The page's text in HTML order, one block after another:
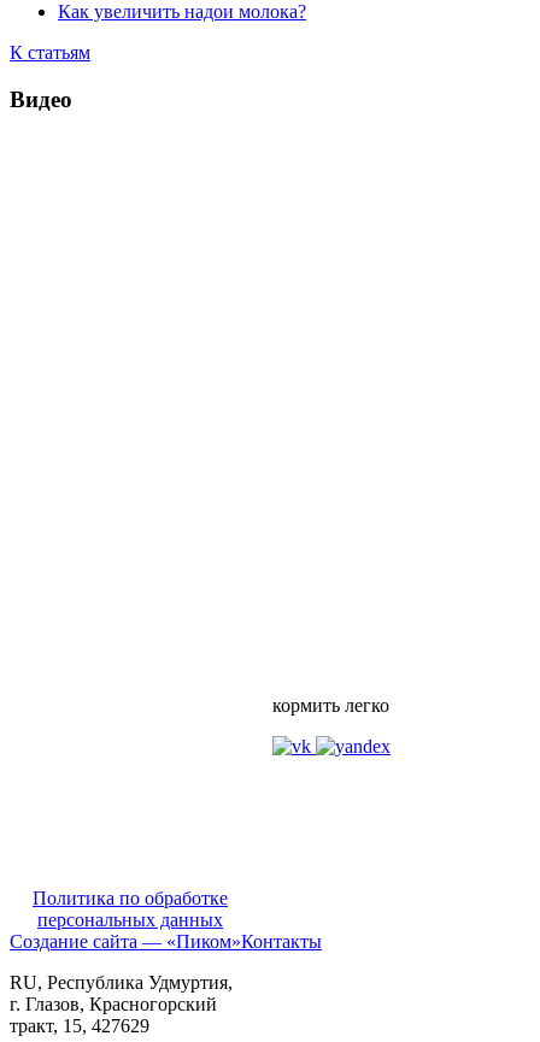
Как увеличить надои молока?
К статьям
Видео
кормить легко
Политика по обработке
персональных данных
Создание сайта — «Пиком»Контакты
RU, Республика Удмуртия,
г. Глазов, Красногорский
тракт, 15, 427629